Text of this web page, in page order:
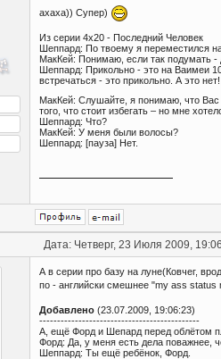
ахаха)) Супер)
Из серии 4х20 - Последний Человек
Шеппард: По твоему я переместился
МакКей: Понимаю, если так подумать -
Шеппард: Прикольно - это на Ваимеи
встречаться - это прикольно. А это нет!
МакКей: Слушайте, я понимаю, что
того, что стоит избегать – но мне
Шеппард: Что?
МакКей: У меня были волосы?
Шеппард: [пауза] Нет.
Дата: Четверг, 23 Июля 2009,
А в серии про базу на луне(Ковчег,
по - английски смешнее "my ass status
Добавлено (23.07.2009, 19:06:23)
---------------------------------------------
А, ещё Форд и Шепард перед облётом
Форд: Да, у меня есть дела поважнее,
Шеппард: Ты ещё ребёнок, Форд.